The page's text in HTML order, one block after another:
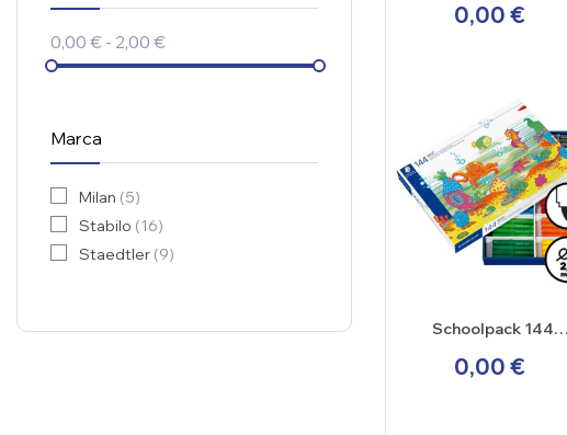
0,00 € - 2,00 €
Marca
Milan (5)
Stabilo (16)
Staedtler (9)
0,00 €
Schoolpack 144
Noris 340
0,00 €